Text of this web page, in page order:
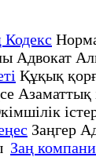
Кодекс
Адвокат
Құқық
Азаматтық
Заңгер
Заң